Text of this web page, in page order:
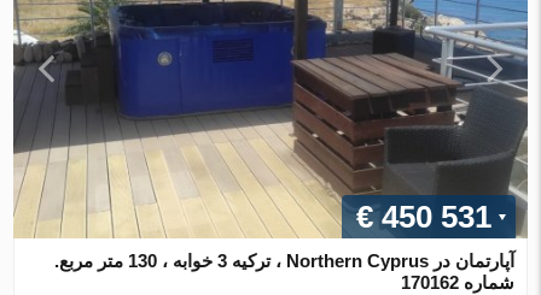
€ 450 531
آپارتمان در Northern Cyprus ، ترکیه 3 خوابه ، 130 متر مربع.
شماره 170162